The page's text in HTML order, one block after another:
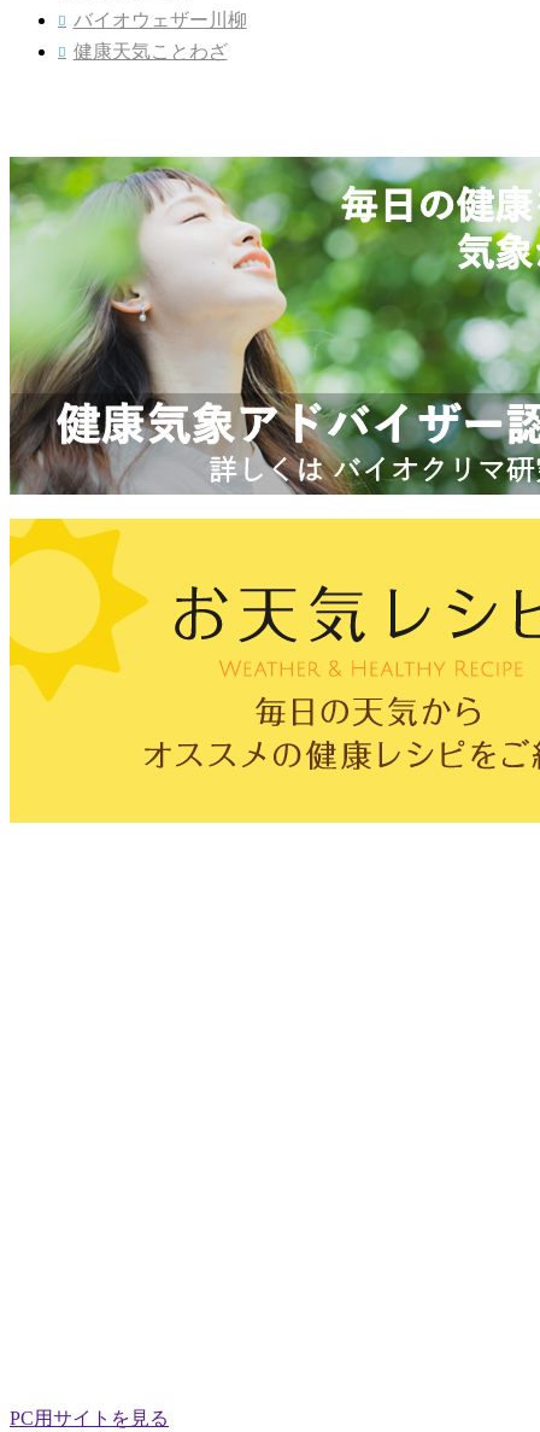
 バイオウェザー川柳
 健康天気ことわざ
PC用サイトを見る